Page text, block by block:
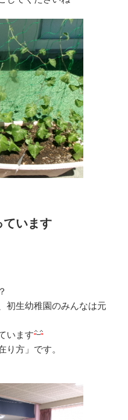
ています
初生幼稚園のみんなは元
います
り方」です。